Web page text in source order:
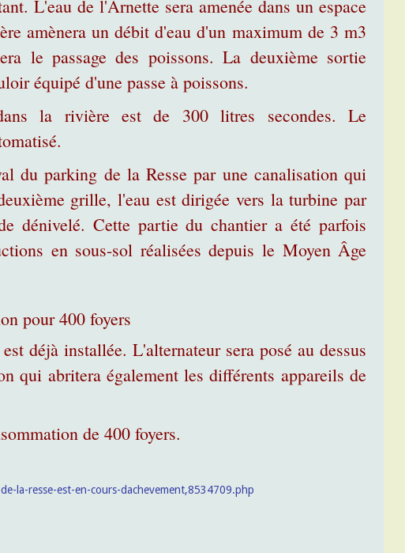
L'eau de l'Arnette sera amenée dans un espace
amènera un débit d'eau d'un maximum de 3 m3
le passage des poissons. La deuxième sortie
équipé d'une passe à poissons.
la rivière est de 300 litres secondes. Le
du parking de la Resse par une canalisation qui
grille, l'eau est dirigée vers la turbine par
dénivelé. Cette partie du chantier a été parfois
en sous-sol réalisées depuis le Moyen Âge
pour 400 foyers
déjà installée. L'alternateur sera posé au dessus
qui abritera également les différents appareils de
de 400 foyers.
la-resse-est-en-cours-dachevement,8534709.php